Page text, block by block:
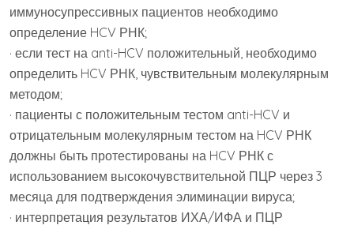
иммуносупрессивных пациентов необходимо
определение HCV РНК;
· если тест на anti-HCV положительный, необходимо
определить HCV РНК, чувствительным молекулярным
методом;
· пациенты с положительным тестом anti-HCV и
отрицательным молекулярным тестом на HCV РНК
должны быть протестированы на HCV РНК с
использованием высокочувствительной ПЦР через 3
месяца для подтверждения элиминации вируса;
· интерпретация результатов ИХА/ИФА и ПЦР